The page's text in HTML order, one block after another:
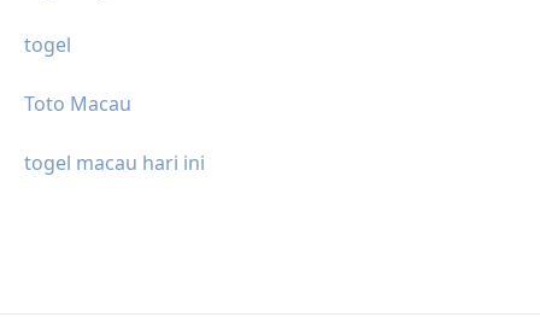
togel
Toto Macau
togel macau hari ini